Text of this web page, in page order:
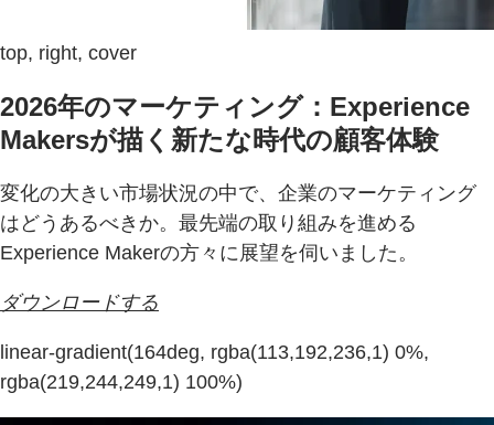
top, right, cover
2026年のマーケティング：Experience
Makersが描く新たな時代の顧客体験
変化の大きい市場状況の中で、企業のマーケティング
はどうあるべきか。最先端の取り組みを進める
Experience Makerの方々に展望を伺いました。
ダウンロードする
linear-gradient(164deg, rgba(113,192,236,1) 0%,
rgba(219,244,249,1) 100%)